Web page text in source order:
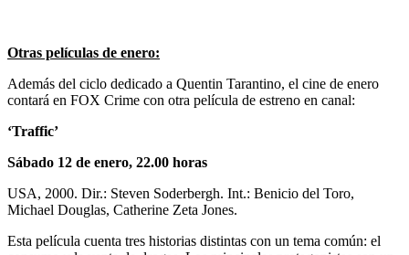
Otras películas de enero:
Además del ciclo dedicado a Quentin Tarantino, el cine de enero
contará en FOX Crime con otra película de estreno en canal:
‘Traffic’
Sábado 12 de enero, 22.00 horas
USA, 2000. Dir.: Steven Soderbergh. Int.: Benicio del Toro,
Michael Douglas, Catherine Zeta Jones.
Esta película cuenta tres historias distintas con un tema común: el